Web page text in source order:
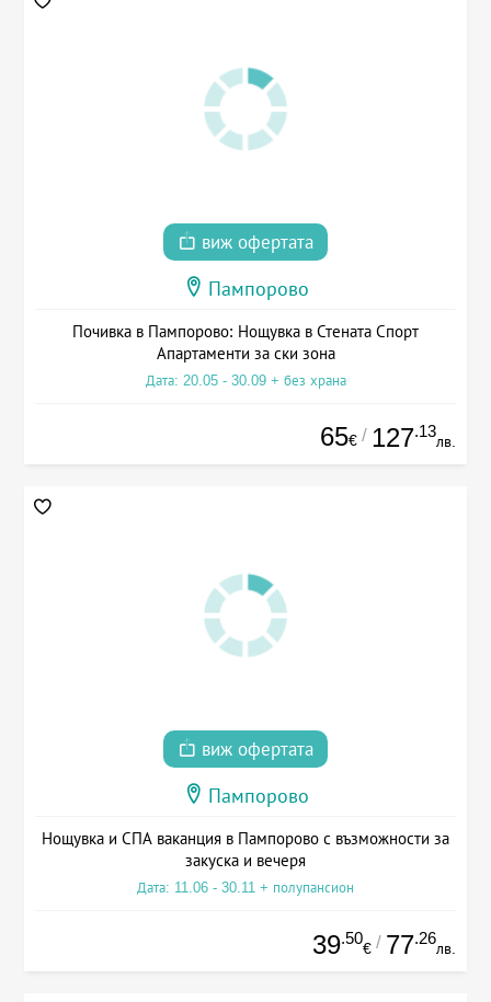
виж офертата
Пампорово
Почивка в Пампорово: Нощувка в Стената Спорт
Апартаменти за ски зона
Дата: 20.05 - 30.09 + без храна
65€ / 127.13
лв.
виж офертата
Пампорово
Нощувка и СПА ваканция в Пампорово с възможности за
закуска и вечеря
Дата: 11.06 - 30.11 + полупансион
39.50
€ / 77.26
лв.